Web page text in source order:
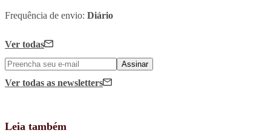
Frequência de envio: Diário
Ver todas
Assinar
Ver todas as newsletters
Leia também